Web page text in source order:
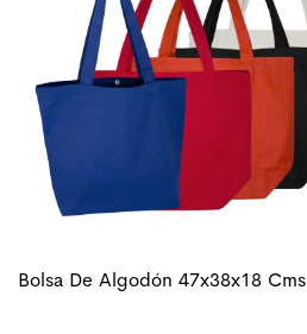
Bolsa De Algodón 47x38x18 Cms